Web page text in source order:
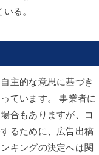
る。
主的な意思に基づき
ています。 事業者に
合もありますが、コ
るために、広告出稿
キングの決定へは関